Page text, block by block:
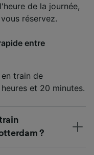
de la journée,
réservez.
entre
train de
et 20 minutes.
?